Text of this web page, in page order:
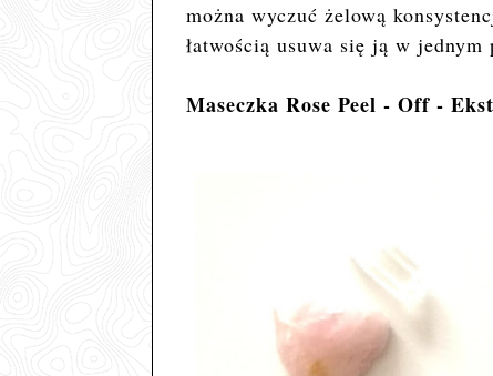
można wyczuć żelową
łatwością usuwa się ją w jednym
Maseczka Rose Peel - Off -